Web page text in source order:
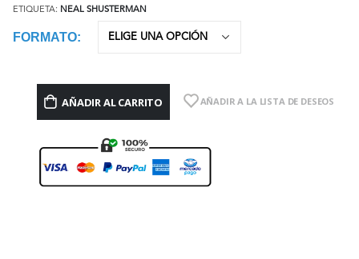
ETIQUETA: NEAL SHUSTERMAN
FORMATO
AÑADIR AL CARRITO AÑADIR A LA LISTA DE DESEOS